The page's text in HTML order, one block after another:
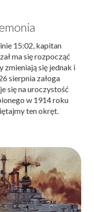
15:02, kapitan
ma się rozpocząć
zmieniają się jednak i
sierpnia załoga
się na uroczystość
w 1914 roku
ten okręt.